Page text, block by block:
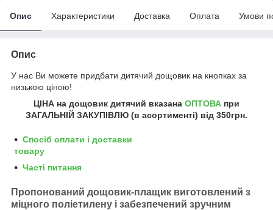
Опис Характеристики Доставка Оплата Умови
Опис
У нас Ви можете придбати дитячий дощовик на кнопках за
низькою ціною!
ЦІНА на дощовик дитячий вказана ОПТОВА при
ЗАГАЛЬНІЙ ЗАКУПІВЛЮ (в асортименті) від 350грн.
Спосіб оплати і доставки
товару
Часті питання
Пропонований дощовик-плащик виготовлений з
міцного поліетилену і забезпечений зручним